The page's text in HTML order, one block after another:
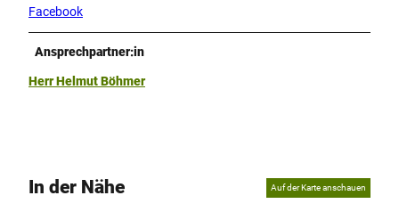
Facebook
Ansprechpartner:in
Herr Helmut Böhmer
In der Nähe Auf der Karte anschauen